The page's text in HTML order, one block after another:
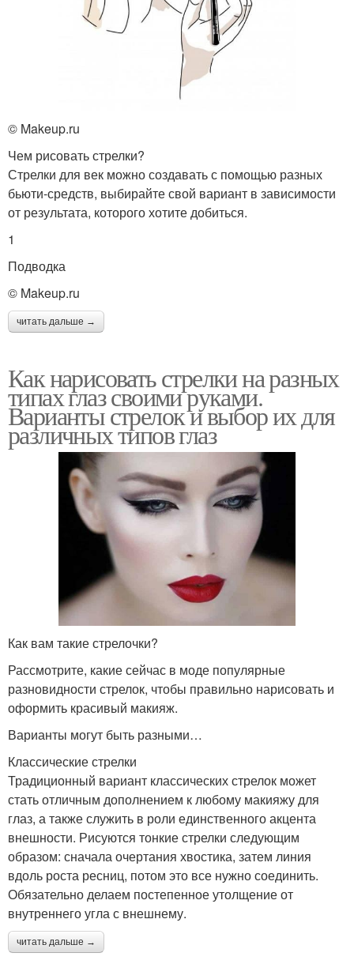
© Makeup.ru
Чем рисовать стрелки?
Стрелки для век можно создавать с помощью разных
бьюти-средств, выбирайте свой вариант в зависимости
от результата, которого хотите добиться.
1
Подводка
© Makeup.ru
читать дальше →
Как нарисовать стрелки на разных
типах глаз своими руками.
Варианты стрелок и выбор их для
различных типов глаз
Как вам такие стрелочки?
Рассмотрите, какие сейчас в моде популярные
разновидности стрелок, чтобы правильно нарисовать и
оформить красивый макияж.
Варианты могут быть разными…
Классические стрелки
Традиционный вариант классических стрелок может
стать отличным дополнением к любому макияжу для
глаз, а также служить в роли единственного акцента
внешности. Рисуются тонкие стрелки следующим
образом: сначала очертания хвостика, затем линия
вдоль роста ресниц, потом это все нужно соединить.
Обязательно делаем постепенное утолщение от
внутреннего угла с внешнему.
читать дальше →